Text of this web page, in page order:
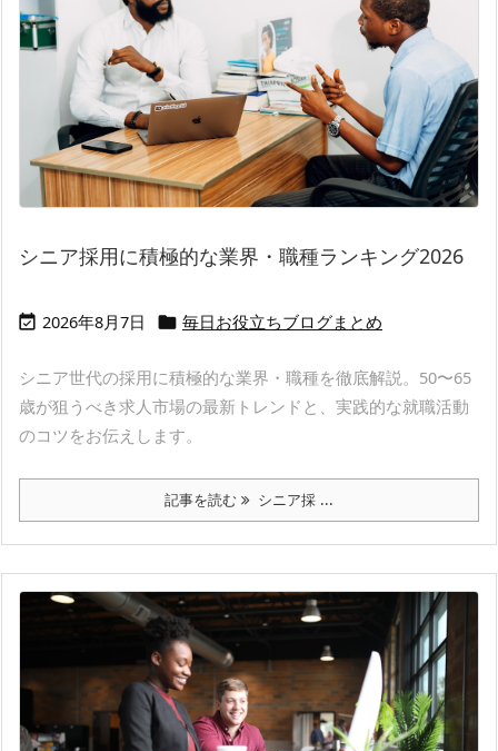
シニア採用に積極的な業界・職種ランキング2026
 2026年8月7日  毎日お役立ちブログまとめ
シニア世代の採用に積極的な業界・職種を徹底解説。50〜65
歳が狙うべき求人市場の最新トレンドと、実践的な就職活動
のコツをお伝えします。
記事を読む シニア採 ...